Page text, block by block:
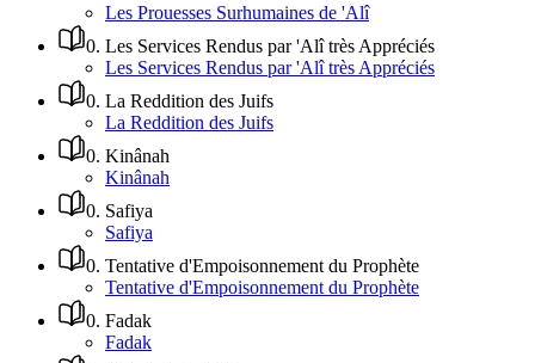
Les Prouesses Surhumaines de 'Alî
0. Les Services Rendus par 'Alî très Appréciés
Les Services Rendus par 'Alî très Appréciés
0. La Reddition des Juifs
La Reddition des Juifs
0. Kinânah
Kinânah
0. Safiya
Safiya
0. Tentative d'Empoisonnement du Prophète
Tentative d'Empoisonnement du Prophète
0. Fadak
Fadak